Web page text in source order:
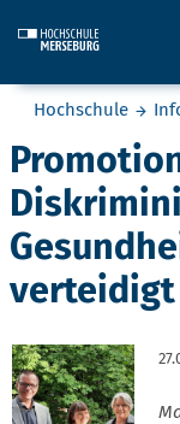
Sie befinden sich hier:
Hochschule
verteidigt